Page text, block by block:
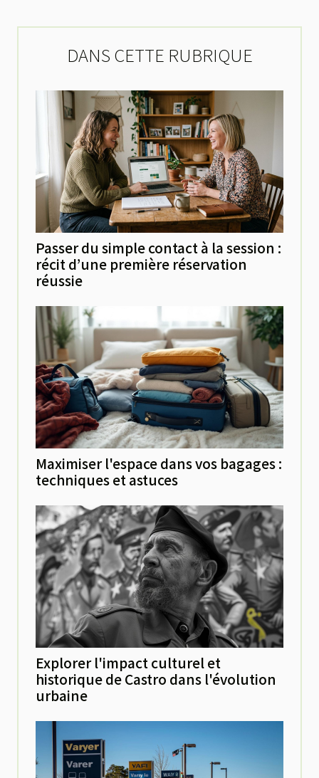
DANS CETTE RUBRIQUE
Passer du simple contact à la session :
récit d’une première réservation
réussie
Maximiser l'espace dans vos bagages :
techniques et astuces
Explorer l'impact culturel et
historique de Castro dans l'évolution
urbaine